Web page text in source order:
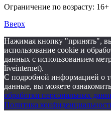
Ограничение по возрасту: 16+
Вверх
Нажимая кнопку "принять", вы
использование cookie и
данных с использованием
liveinternet).
С подробной информацией о
данные, вы можете
обработки персональных
Политика